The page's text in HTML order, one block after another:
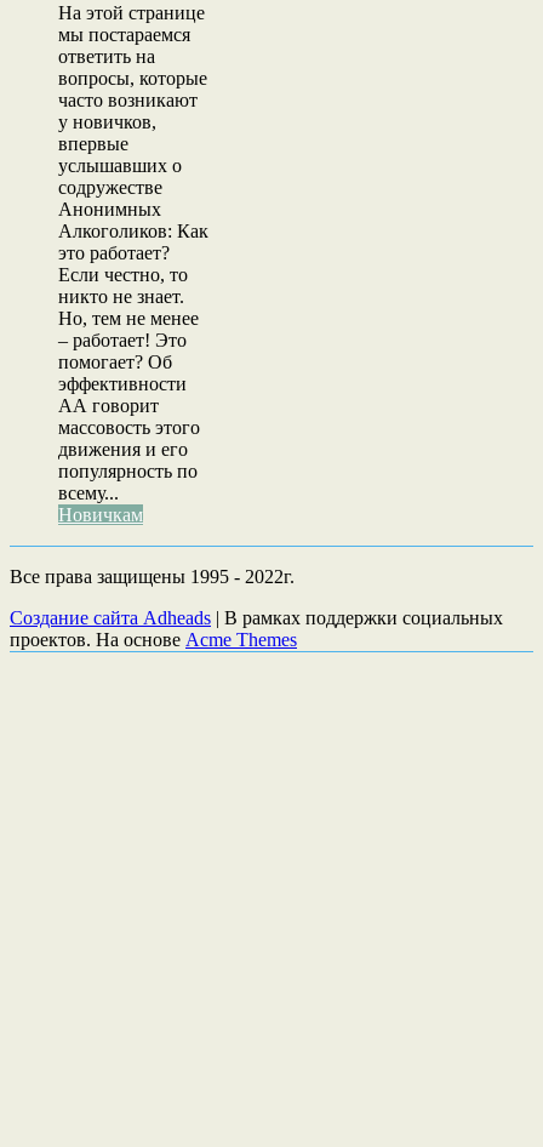
На этой странице
мы постараемся
ответить на
вопросы, которые
часто возникают
у новичков,
впервые
услышавших о
содружестве
Анонимных
Алкоголиков: Как
это работает?
Если честно, то
никто не знает.
Но, тем не менее
– работает! Это
помогает? Об
эффективности
АА говорит
массовость этого
движения и его
популярность по
всему...
Новичкам
Все права защищены 1995 - 2022г.
Создание сайта Adheads | В рамках поддержки социальных
проектов. На основе Acme Themes